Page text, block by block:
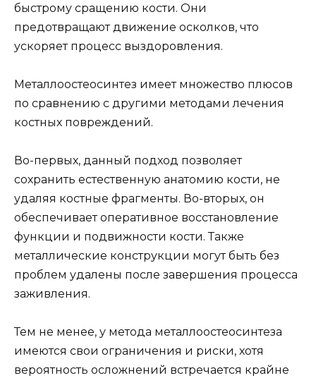
быстрому сращению кости. Они
предотвращают движение осколков, что
ускоряет процесс выздоровления.
Металлоостеосинтез имеет множество плюсов
по сравнению с другими методами лечения
костных повреждений.
Во-первых, данный подход позволяет
сохранить естественную анатомию кости, не
удаляя костные фрагменты. Во-вторых, он
обеспечивает оперативное восстановление
функции и подвижности кости. Также
металлические конструкции могут быть без
проблем удалены после завершения процесса
заживления.
Тем не менее, у метода металлоостеосинтеза
имеются свои ограничения и риски, хотя
вероятность осложнений встречается крайне